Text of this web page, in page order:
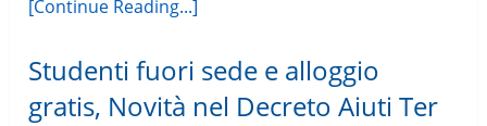
[Continue Reading...]
Studenti fuori sede e alloggio
gratis, Novità nel Decreto Aiuti Ter